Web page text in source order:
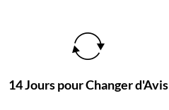
14 Jours pour Changer d'Avis